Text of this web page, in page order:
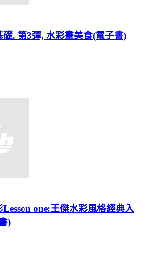
礎. 第3彈, 水彩畫美食(電子書)
one:王傑水彩風格經典入
)